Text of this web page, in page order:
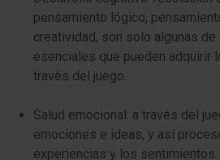
pensamiento lógico,
creatividad, son solo algunas
esenciales que pueden adquirir
través del juego.
Salud emocional: a través del
emociones e ideas, y así
experiencias y los sentimientos.